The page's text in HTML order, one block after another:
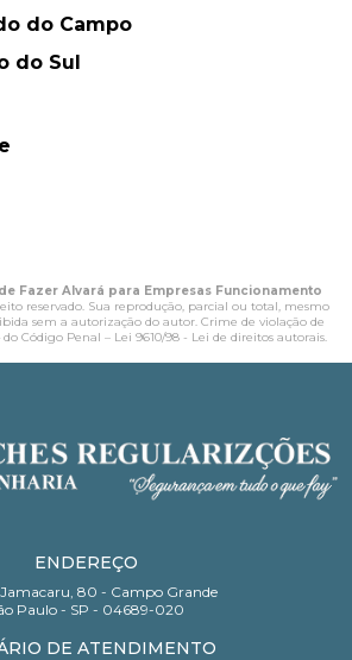
do Campo
do Sul
Fazer Alvará para Empresas Funcionamento
reservado. Sua reprodução, parcial ou total, mesmo
sem a autorização do autor. Crime de violação de
Código Penal – Lei 9610/98 - Lei de direitos autorais.
ENDEREÇO
80 - Campo Grande
Paulo - SP - 04689-020
DE ATENDIMENTO